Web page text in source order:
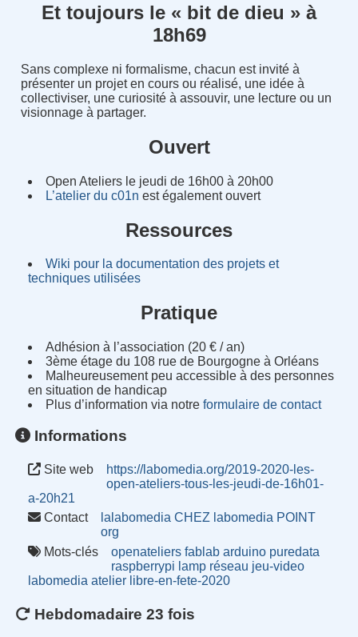
Et toujours le « bit de dieu » à
18h69
Sans complexe ni formalisme, chacun est invité à
présenter un projet en cours ou réalisé, une idée à
collectiviser, une curiosité à assouvir, une lecture ou un
visionnage à partager.
Ouvert
Open Ateliers le jeudi de 16h00 à 20h00
L’atelier du c01n est également ouvert
Ressources
Wiki pour la documentation des projets et
techniques utilisées
Pratique
Adhésion à l’association (20 € / an)
3ème étage du 108 rue de Bourgogne à Orléans
Malheureusement peu accessible à des personnes
en situation de handicap
Plus d’information via notreformulaire de contact
Informations
Site web
https://labomedia.org/2019-2020-les-
open-ateliers-tous-les-jeudi-de-16h01-
a-20h21
Contact
lalabomedia CHEZ labomedia POINT
org
Mots-clés
openateliers fablab arduino puredata
raspberrypi lamp réseau jeu-video
labomedia atelier libre-en-fete-2020
Hebdomadaire 23 fois